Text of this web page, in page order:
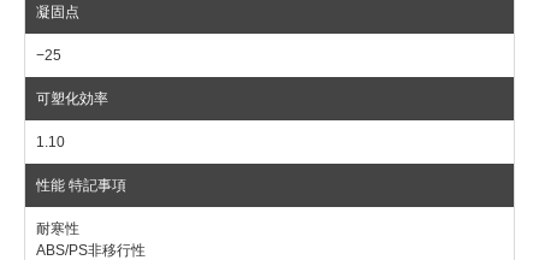
−25
1.10
耐寒性
ABS/PS非移行性